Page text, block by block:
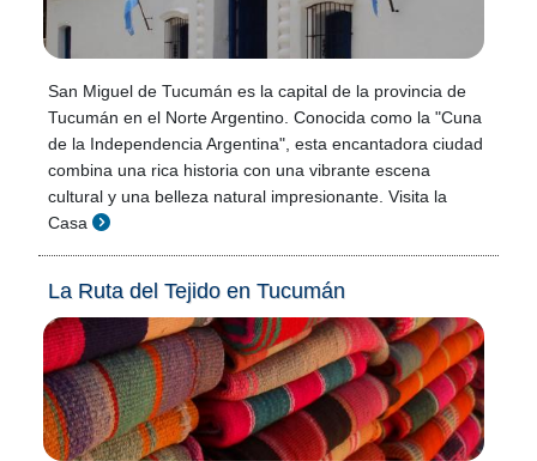
San Miguel de Tucumán es la capital de la provincia de
Tucumán en el Norte Argentino. Conocida como la "Cuna
de la Independencia Argentina", esta encantadora ciudad
combina una rica historia con una vibrante escena
cultural y una belleza natural impresionante. Visita la
Casa
La Ruta del Tejido en Tucumán